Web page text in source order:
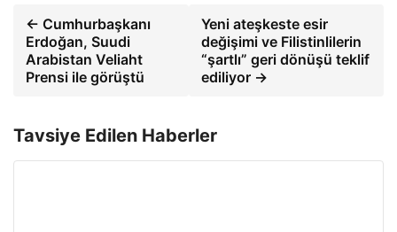
← Cumhurbaşkanı
Erdoğan, Suudi
Arabistan Veliaht
Prensi ile görüştü
Yeni ateşkeste esir
değişimi ve Filistinlilerin
“şartlı” geri dönüşü teklif
ediliyor →
Tavsiye Edilen Haberler